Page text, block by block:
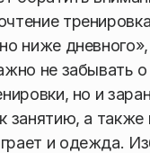
ниже
не забывать
но и
занятию, а также
и одежда.